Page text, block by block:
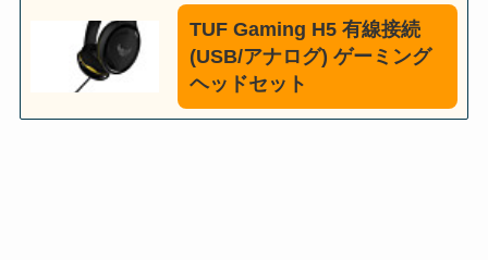
TUF Gaming H5 有線接続
(USB/アナログ) ゲーミング
ヘッドセット